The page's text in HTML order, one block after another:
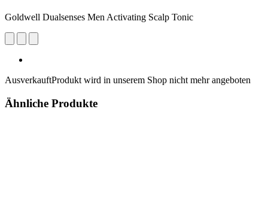
Goldwell Dualsenses Men Activating Scalp Tonic
AusverkauftProdukt wird in unserem Shop nicht mehr angeboten
Ähnliche Produkte